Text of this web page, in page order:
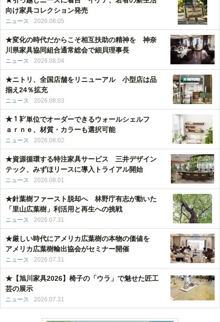
向け家具コレクション発売
ニュース 2026.08.05
★変化の時代だからこそ相互扶助の精神を 神奈
川県家具協同組合通常総会で細貝理事長
ニュース 2026.08.04
★ニトリ、全国店舗をリニューアル 小型店は品
揃え24％拡充
ニュース 2026.08.03
★１㌢単位でオーダーできるウォールシェルフ
ａｒｎｅ、材質・カラーも選択可能
ニュース 2026.08.02
★資源循環する特注家具サービス 三井デザイン
テック、みずほリースに導入トライアル開始
ニュース 2026.08.01
★針葉樹ファースト脱却へ 林野庁有志が動いた
「里山広葉樹」利活用と再生への挑戦
ニュース 2026.07.31
★厳しい時代にアメリカ広葉樹の本物の価値を
アメリカ広葉樹輸出協会がセミナー開催
ニュース 2026.07.31
★【旭川家具2026】椅子の「ウラ」で魅せた匠工
芸の展示
ニュース 2026.07.31